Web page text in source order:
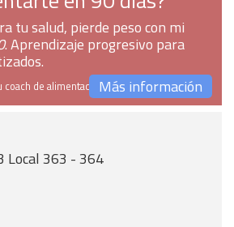
tu salud, pierde peso con mi
. Aprendizaje progresivo para
coach de alimentaciónMás información
Local 363 - 364